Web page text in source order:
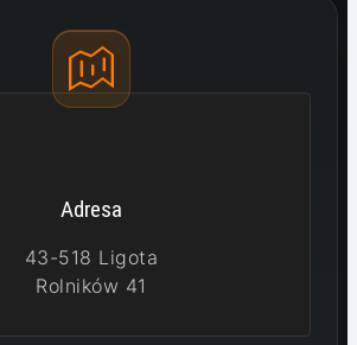
Adresa
43-518 Ligota
Rolników 41